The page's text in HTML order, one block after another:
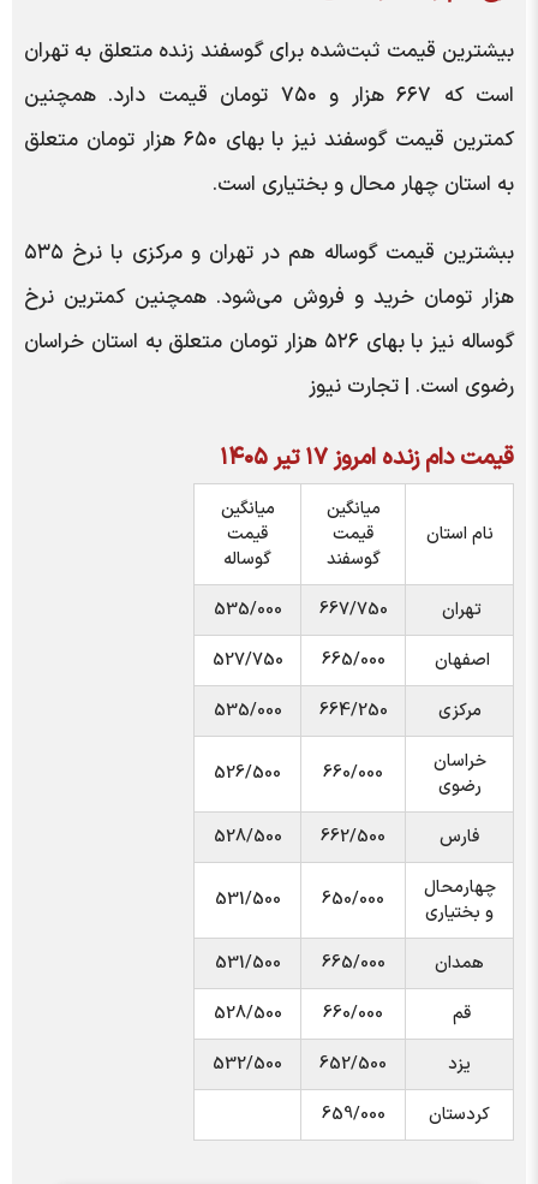
بیشترین قیمت ثبت‌شده برای گوسفند زنده متعلق به تهران
است که ۶۶۷ هزار و ۷۵۰ تومان قیمت دارد. همچنین
کمترین قیمت گوسفند نیز با بهای ۶۵۰ هزار تومان متعلق
به استان چهار محال و بختیاری است.
ببشترین قیمت گوساله هم در تهران و مرکزی با نرخ ۵۳۵
هزار تومان خرید و فروش می‌شود. همچنین کمترین نرخ
گوساله نیز با بهای ۵۲۶ هزار تومان متعلق به استان خراسان
رضوی است. | تجارت نیوز
قیمت دام زنده امروز ۱۷ تیر ۱۴۰۵
نام استان
میانگین
قیمت
گوسفند
میانگین
قیمت
گوساله
تهران
667/750
535/000
اصفهان
665/000
527/750
مرکزی
664/250
535/000
خراسان
رضوی
660/000
526/500
فارس 662/500
528/500
چهارمحال
و بختیاری
650/000
531/500
همدان 665/000
531/500
قم
660/000
528/500
یزد
652/500
532/500
کردستان
659/000